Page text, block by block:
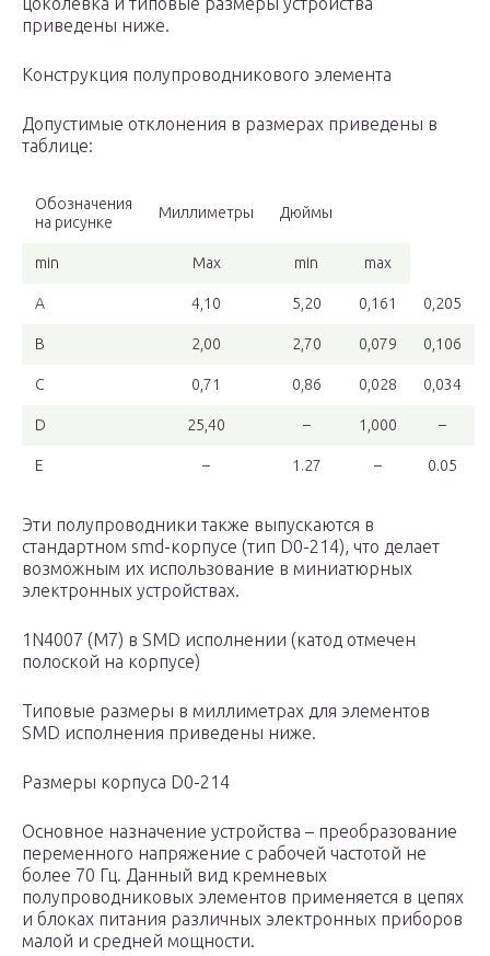
приведены ниже.
Конструкция полупроводникового элемента
Допустимые отклонения в размерах приведены в
таблице:
Обозначения
на рисунке
Миллиметры Дюймы
min Max min max
A 4,10 5,20 0,161 0,205
В 2,00 2,70 0,079 0,106
С 0,71 0,86 0,028 0,034
D 25,40 – 1,000 –
E – 1.27 – 0.05
Эти полупроводники также выпускаются в
стандартном smd-корпусе (тип D0-214), что делает
возможным их использование в миниатюрных
электронных устройствах.
1N4007 (M7) в SMD исполнении (катод отмечен
полоской на корпусе)
Типовые размеры в миллиметрах для элементов
SMD исполнения приведены ниже.
Размеры корпуса D0-214
Основное назначение устройства – преобразование
переменного напряжение с рабочей частотой не
более 70 Гц. Данный вид кремневых
полупроводниковых элементов применяется в цепях
и блоках питания различных электронных приборов
малой и средней мощности.